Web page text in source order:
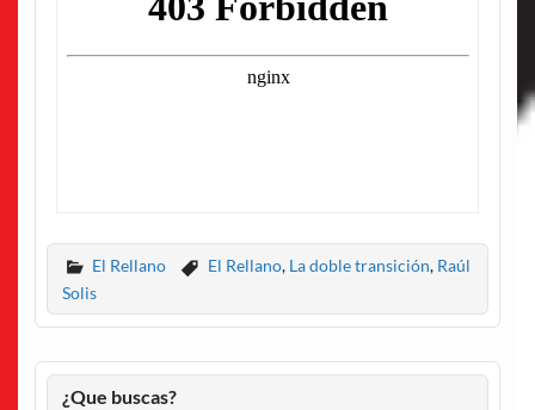
El Rellano El Rellano, La doble transición, Raúl
Solis
¿Que buscas?